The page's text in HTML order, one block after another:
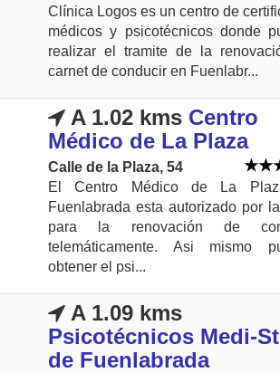
Clínica Logos es un centro de
médicos y psicotécnicos donde
realizar el tramite de la
carnet de conducir en Fuenlabr...
A 1.02 kms Centro
Médico de La Plaza
Calle de la Plaza, 54
El Centro Médico de La
Fuenlabrada esta autorizado por
para la renovación de
telemáticamente. Asi mismo
obtener el psi...
A 1.09 kms
Psicotécnicos Medi-
de Fuenlabrada